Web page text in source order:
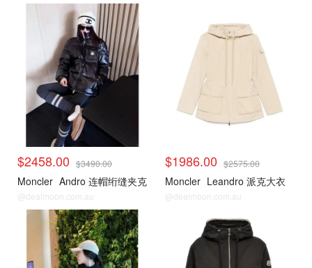
$2458.00 $3490.00
Moncler Andro 连帽绗缝夹克
@dealmoon.com.au
$1986.00 $2575.00
Moncler Leandro 派克大衣
@dealmoon.com.au